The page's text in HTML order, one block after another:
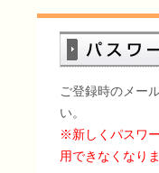
ご登録時のメー
い。
※新しくパスワ
用できなくなりま